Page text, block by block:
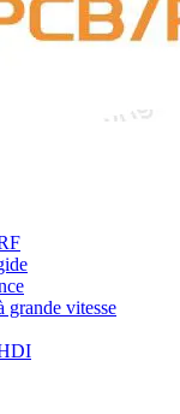
grande vitesse